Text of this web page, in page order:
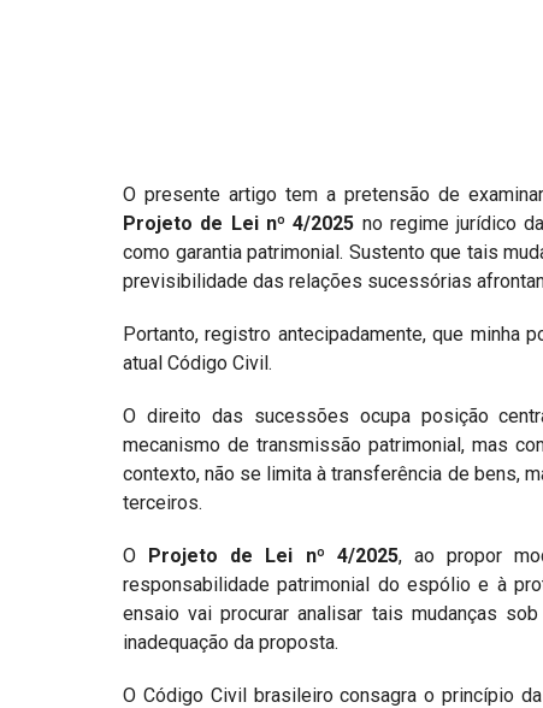
Acessibilidade
Fale Conosco
O presente artigo tem a pretensão de
Projeto de Lei nº 4/2025 no regime jurídico
como garantia patrimonial. Sustento que tais
previsibilidade das relações sucessórias
Portanto, registro antecipadamente, que minha
atual Código Civil.
O direito das sucessões ocupa posição
mecanismo de transmissão patrimonial, mas
contexto, não se limita à transferência de bens,
terceiros.
O Projeto de Lei nº 4/2025, ao propor
responsabilidade patrimonial do espólio e à
ensaio vai procurar analisar tais mudanças
inadequação da proposta.
O Código Civil brasileiro consagra o princípio da